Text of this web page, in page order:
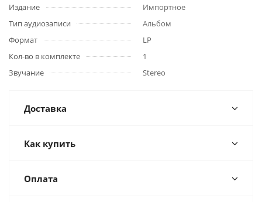
Издание
Импортное
Тип аудиозаписи
Альбом
Формат
LP
Кол-во в комплекте
1
Звучание
Stereo
Доставка
Как купить
Оплата